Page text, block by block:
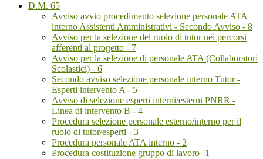
D.M. 65
Avviso avvio procedimento selezione personale ATA
interno Assistenti Amministrativi - Secondo Avviso - 8
Avviso per la selezione del ruolo di tutor nei percorsi
afferenti al progetto - 7
Avviso per la selezione di personale ATA (Collaboratori
Scolastici) - 6
Secondo avviso selezione personale interno Tutor -
Esperti intervento A - 5
Avviso di selezione esperti interni/esterni PNRR -
Linea di intervento B - 4
Procedura selezione personale esterno/interno per il
ruolo di tutor/esperti - 3
Procedura personale ATA interno - 2
Procedura costituzione gruppo di lavoro -1